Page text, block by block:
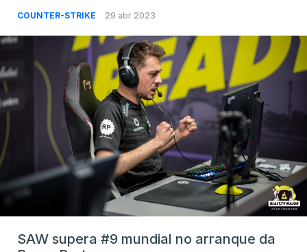
COUNTER-STRIKE 29 abr 2023
SAW supera #9 mundial no arranque da